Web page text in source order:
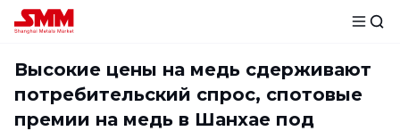
Высокие цены на медь сдерживают
потребительский спрос, спотовые
премии на медь в Шанхае под